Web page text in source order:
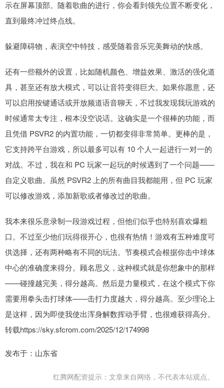
示在屏幕顶部。随着歌曲的进行，你会看到领先位置不断变化，
直到最终冲过终点线。
躲避障碍物，表演空中特技，感受随着音乐完美舞动的快感。
还有一些额外的设置，比如随机颜色、增益效果、激活的强化道
具，甚至还有放大模式，可以让音符变得巨大。如果你愿意，还
可以启用按键通话或开放频道语音聊天，不过我发现我玩游戏的
时候通常太专注，根本没空说话。这确实是一个很棒的功能，而
且凭借 PSVR2 的内置功能，一切都变得非常简单。更棒的是，
它支持跨平台游戏，所以最多可以有 10 个人一起进行一对一的
对战。不过，我在和 PC 玩家一起玩的时候遇到了一个问题——
自定义歌曲。虽然 PSVR2 上的所有曲目我都能用，但 PC 玩家
可以修改游戏，添加新歌或者修改过的歌曲。
我本来很乐意录制一段游戏过程，但他们似乎也特别喜欢爆粗
口。不过至少他们玩得很开心，也很有热情！游戏有五种难度可
供选择，还有两种略有不同的玩法。节奏模式会根据你击中球体
中心的准确度来得分。顾名思义，这种模式就是你想象中的那样
——碰撞越完美，得分越高。然后是力量模式，在这个模式下你
需要用拳头击打球体——击打力度越大，得分越高。至少理论上
是这样，因为即使我使出浑身解数挥动手臂，也很难获得高分。
转载https://sky.sfcrom.com/2025/12/174998
发布于：山东省
红腾网配资提示：文章来自网络，不代表本站观点。